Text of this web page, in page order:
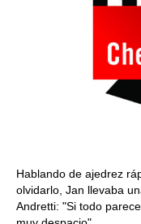
Hablando de ajedrez
olvidarlo, Jan llevaba
Andretti: "Si todo